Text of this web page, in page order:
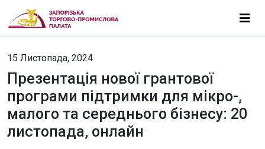
15 Листопада, 2024
Презентація нової грантової
програми підтримки для мікро-,
малого та середнього бізнесу: 20
листопада, онлайн